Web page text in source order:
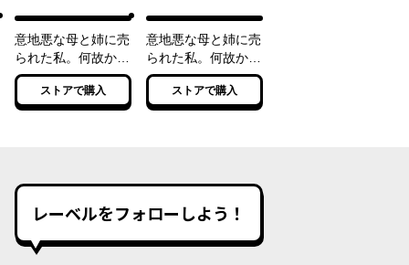
意地悪な母と姉に売
られた私。何故か若
頭に溺愛されてます
ストアで購入
意地悪な母と姉に売
られた私。何故か若
頭に溺愛されてます
ストアで購入
レーベルをフォローしよう！